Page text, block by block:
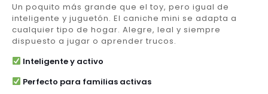
Un poquito más grande que el toy, pero igual de
inteligente y juguetón. El caniche mini se adapta a
cualquier tipo de hogar. Alegre, leal y siempre
dispuesto a jugar o aprender trucos.
Inteligente y activo
Perfecto para familias activas